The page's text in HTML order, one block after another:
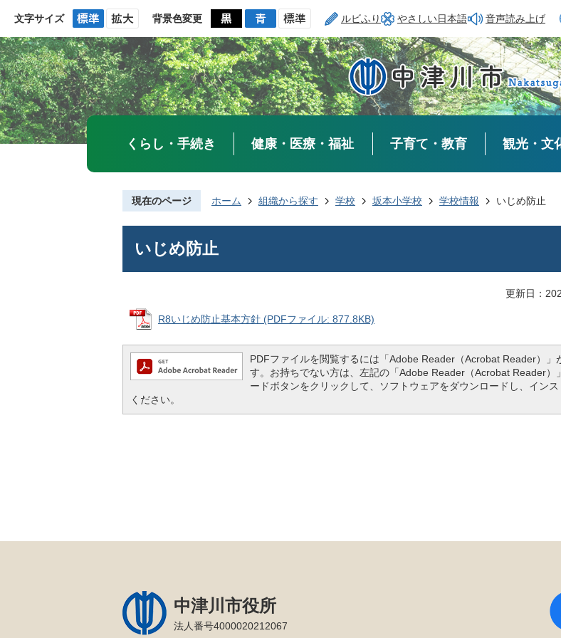
文字サイズ 背景色変更 ルビふり やさしい日本語 音声読み上げ
くらし・手続き 健康・医療・福祉 子育て・教育 観光・文
現在のページ ホーム 組織から探す 学校 坂本小学校 学校情報 いじめ防止
いじめ防止
更新日：
R8いじめ防止基本方針 (PDFファイル: 877.8KB)
PDFファイルを閲覧するには「Adobe Reader（Acrobat Reader）」
す。お持ちでない方は、左記の「Adobe Reader（Acrobat Reader）
ードボタンをクリックして、ソフトウェアをダウンロードし、インス
ください。
中津川市役所
法人番号4000020212067